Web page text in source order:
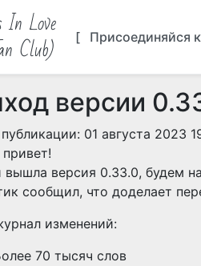
In Love
Club) [ Присоединяйся
версии
01 августа 2023
вышла версия 0.33.0, будем
сообщил, что доделает
изменений:
70 тысяч слов